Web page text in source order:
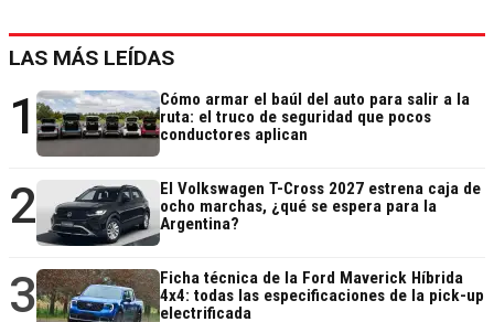
LAS MÁS LEÍDAS
1
Cómo armar el baúl del auto para salir a la
ruta: el truco de seguridad que pocos
conductores aplican
2
El Volkswagen T-Cross 2027 estrena caja de
ocho marchas, ¿qué se espera para la
Argentina?
3
Ficha técnica de la Ford Maverick Híbrida
4x4: todas las especificaciones de la pick-up
electrificada